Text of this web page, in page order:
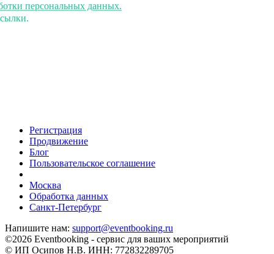
персональных данных.
Регистрация
Продвижение
Блог
Пользовательское соглашение
Москва
Обработка данных
Санкт-Петербург
Напишите нам: support@eventbooking.ru
©2026 Eventbooking - сервис для ваших мероприятий
© ИП Осипов Н.В. ИНН: 772832289705